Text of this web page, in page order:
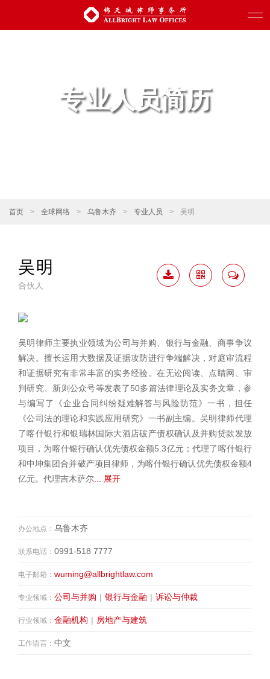
专业人员简历
首页 > 全球网络 > 乌鲁木齐 > 专业人员 > 吴明
吴明
合伙人
吴明律师主要执业领域为公司与并购、银行与金融、商事争议
解决。擅长运用大数据及证据攻防进行争端解决，对庭审流程
和证据研究有非常丰富的实务经验。在无讼阅读、点睛网、审
判研究、新则公众号等发表了50多篇法律理论及实务文章，参
与编写了《企业合同纠纷疑难解答与风险防范》一书，担任
《公司法的理论和实践应用研究》一书副主编。吴明律师代理
了喀什银行和银瑞林国际大酒店破产债权确认及并购贷款发放
项目，为喀什银行确认优先债权金额5.3亿元；代理了喀什银行
和中坤集团合并破产项目律师，为喀什银行确认优先债权金额4
亿元。代理吉木萨尔 ... 展开
办公地点： 乌鲁木齐
联系电话： 0991-518 7777
电子邮箱： wuming@allbrightlaw.com
专业领域： 公司与并购 | 银行与金融 | 诉讼与仲裁
行业领域： 金融机构 | 房地产与建筑
工作语言： 中文